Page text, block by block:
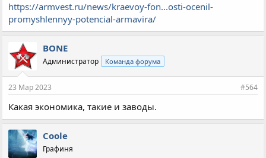
https://armvest.ru/news/kraevoy-fon...osti-ocenil-
promyshlennyy-potencial-armavira/
BONE
Администратор Команда форума
23 Мар 2023 #564
Какая экономика, такие и заводы.
Coole
Графиня